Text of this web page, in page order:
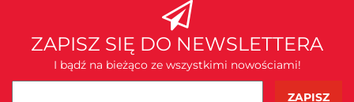
ZAPISZ SIĘ DO NEWSLETTERA
I bądź na bieżąco ze wszystkimi nowościami!